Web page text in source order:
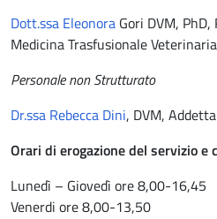
Dott.ssa Eleonora Gori DVM,
Medicina Trasfusionale
Personale non Strutturato
Dr.ssa Rebecca Dini, DVM,
Orari di erogazione del servizio
Lunedì – Giovedì ore 8,00-16,45
Venerdi ore 8,00-13,50